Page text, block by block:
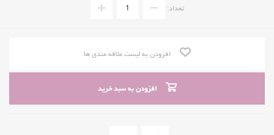
تعداد:
افزودن به لیست علاقه مندی ها
افزودن به سبد خرید